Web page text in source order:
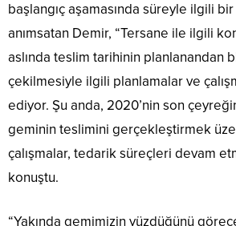
başlangıç aşamasında süreyle ilgili
anımsatan Demir, “Tersane ile ilgili
aslında teslim tarihinin planlanandan
çekilmesiyle ilgili planlamalar ve
ediyor. Şu anda, 2020’nin son
geminin teslimini gerçekleştirmek
çalışmalar, tedarik süreçleri devam
konuştu.
“Yakında gemimizin yüzdüğünü